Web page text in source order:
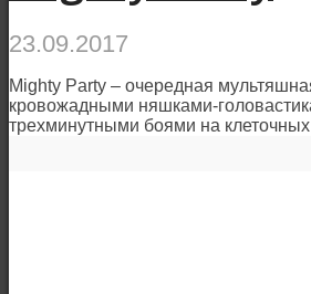
23.09.2017
Mighty Party – очередная
кровожадными няшками-
трехминутными боями на